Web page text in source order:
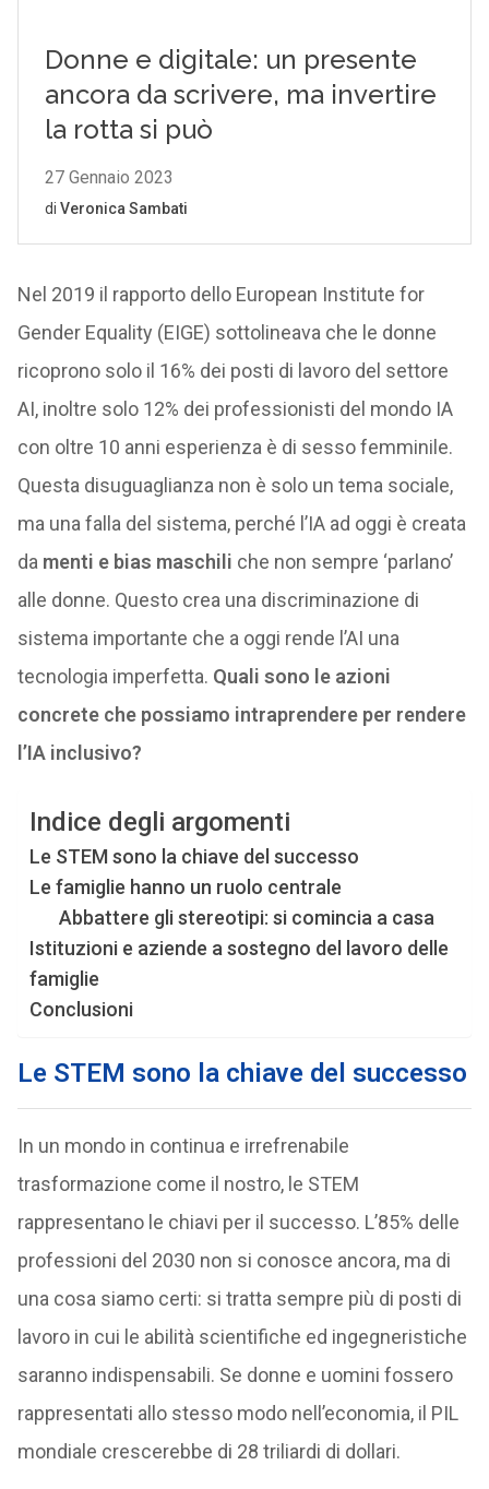
Nel 2019 il rapporto dello European Institute for
Gender Equality (EIGE) sottolineava che le donne
ricoprono solo il 16% dei posti di lavoro del settore
AI, inoltre solo 12% dei professionisti del mondo IA
con oltre 10 anni esperienza è di sesso femminile.
Questa disuguaglianza non è solo un tema sociale,
ma una falla del sistema, perché l’IA ad oggi è creata
da menti e bias maschili che non sempre ‘parlano’
alle donne. Questo crea una discriminazione di
sistema importante che a oggi rende l’AI una
tecnologia imperfetta. Quali sono le azioni
concrete che possiamo intraprendere per rendere
l’IA inclusivo?
Indice degli argomenti
Le STEM sono la chiave del successo
Le famiglie hanno un ruolo centrale
Abbattere gli stereotipi: si comincia a casa
Istituzioni e aziende a sostegno del lavoro delle
famiglie
Conclusioni
Le STEM sono la chiave del successo
In un mondo in continua e irrefrenabile
trasformazione come il nostro, le STEM
rappresentano le chiavi per il successo. L’85% delle
professioni del 2030 non si conosce ancora, ma di
una cosa siamo certi: si tratta sempre più di posti di
lavoro in cui le abilità scientifiche ed ingegneristiche
saranno indispensabili. Se donne e uomini fossero
rappresentati allo stesso modo nell’economia, il PIL
mondiale crescerebbe di 28 triliardi di dollari.